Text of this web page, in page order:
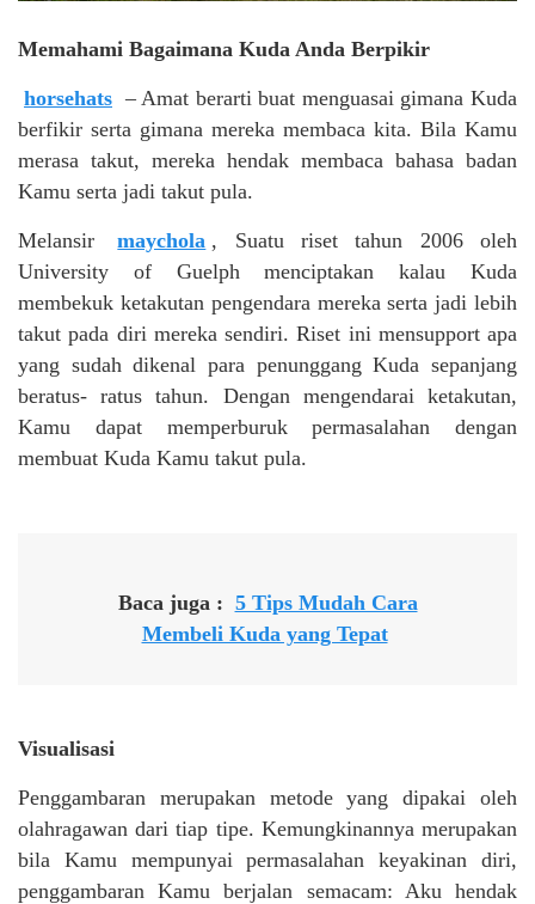
Memahami Bagaimana Kuda Anda Berpikir
horsehats – Amat berarti buat menguasai gimana Kuda
berfikir serta gimana mereka membaca kita. Bila Kamu
merasa takut, mereka hendak membaca bahasa badan
Kamu serta jadi takut pula.
Melansir maychola , Suatu riset tahun 2006 oleh
University of Guelph menciptakan kalau Kuda
membekuk ketakutan pengendara mereka serta jadi lebih
takut pada diri mereka sendiri. Riset ini mensupport apa
yang sudah dikenal para penunggang Kuda sepanjang
beratus- ratus tahun. Dengan mengendarai ketakutan,
Kamu dapat memperburuk permasalahan dengan
membuat Kuda Kamu takut pula.
Baca juga : 5 Tips Mudah Cara
Membeli Kuda yang Tepat
Visualisasi
Penggambaran merupakan metode yang dipakai oleh
olahragawan dari tiap tipe. Kemungkinannya merupakan
bila Kamu mempunyai permasalahan keyakinan diri,
penggambaran Kamu berjalan semacam: Aku hendak